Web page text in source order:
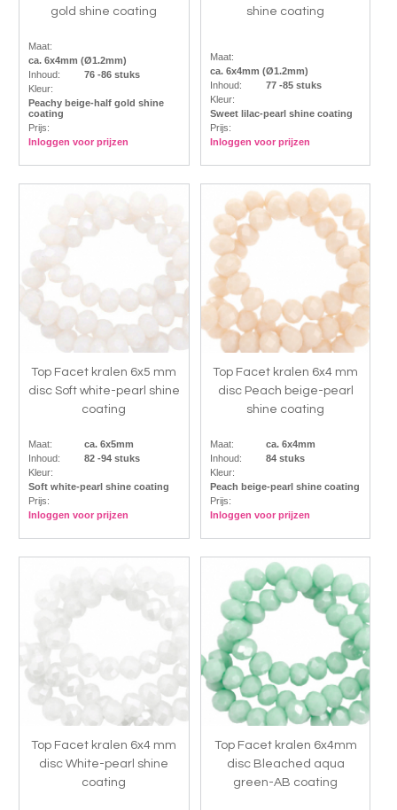
gold shine coating
Maat:
ca. 6x4mm (Ø1.2mm)
Inhoud:
76 -86 stuks
Kleur:
Peachy beige-half gold shine
coating
Prijs:
Inloggen voor prijzen
shine coating
Maat:
ca. 6x4mm (Ø1.2mm)
Inhoud:
77 -85 stuks
Kleur:
Sweet lilac-pearl shine coating
Prijs:
Inloggen voor prijzen
Top Facet kralen 6x5 mm
disc Soft white-pearl shine
coating
Maat:
ca. 6x5mm
Inhoud:
82 -94 stuks
Kleur:
Soft white-pearl shine coating
Prijs:
Inloggen voor prijzen
Top Facet kralen 6x4 mm
disc Peach beige-pearl
shine coating
Maat:
ca. 6x4mm
Inhoud:
84 stuks
Kleur:
Peach beige-pearl shine coating
Prijs:
Inloggen voor prijzen
Top Facet kralen 6x4 mm
disc White-pearl shine
coating
Top Facet kralen 6x4mm
disc Bleached aqua
green-AB coating